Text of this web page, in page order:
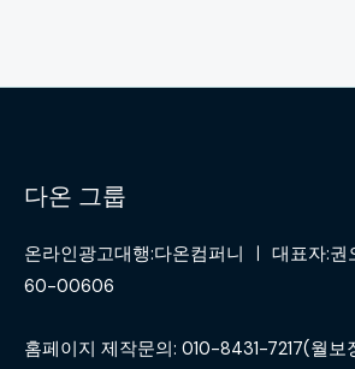
다온 그룹
온라인광고대행:다온컴퍼니 ㅣ 대표자:
60-00606
홈페이지 제작문의: 010-8431-7217(월보